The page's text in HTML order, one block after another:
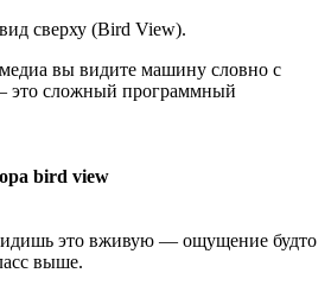
сверху (Bird View).
вы видите машину словно с
это сложный программный
bird view
это вживую — ощущение будто
выше.